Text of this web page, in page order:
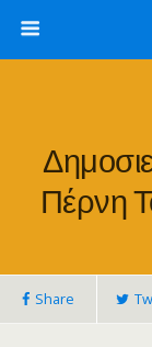
Πέρνη
Share